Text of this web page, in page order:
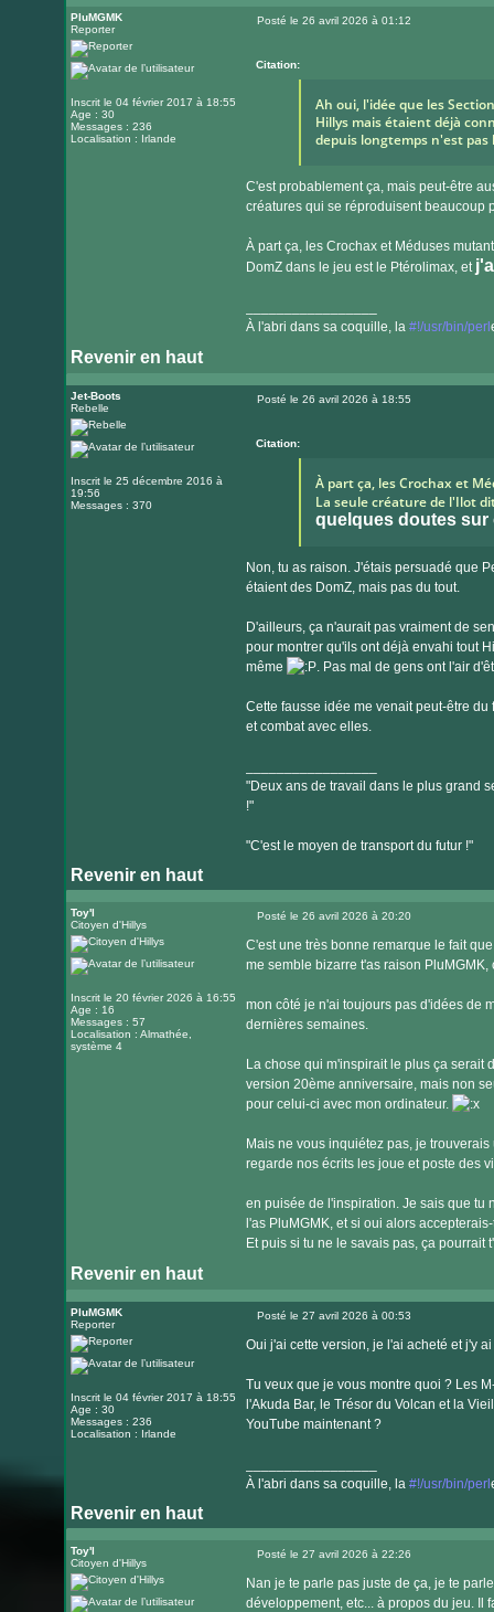
PluMGMK
Reporter
Inscrit le 04 février 2017 à 18:55
Age : 30
Messages : 236
Localisation : Irlande
Posté le 26 avril 2026 à 01:12
Citation:
Ah oui, l'idée que les
Hillys mais étaient déjà
depuis longtemps n'est pas
C'est probablement ça, mais peut-être
créatures qui se réproduisent beaucoup
À part ça, les Crochax et Méduses
DomZ dans le jeu est le Ptérolimax, et
À l'abri dans sa coquille, la #!/usr/bin/perl
Revenir en haut
le
Jet-Boots
Rebelle
Inscrit le 25 décembre 2016 à
19:56
Messages : 370
Posté le 26 avril 2026 à 18:55
Citation:
À part ça, les Crochax et
La seule créature de l'Ilot
quelques doutes sur
Non, tu as raison. J'étais persuadé que
étaient des DomZ, mais pas du tout.
D'ailleurs, ça n'aurait pas vraiment de
pour montrer qu'ils ont déjà envahi tout
même
. Pas mal de gens ont l'air
Cette fausse idée me venait peut-être
et combat avec elles.
"Deux ans de travail dans le plus grand
!"
"C'est le moyen de transport du futur !"
Revenir en haut
Toy'l
Citoyen d'Hillys
Inscrit le 20 février 2026 à 16:55
Age : 16
Messages : 57
Localisation : Almathée,
système 4
Posté le 26 avril 2026 à 20:20
C'est une très bonne remarque le fait
me semble bizarre t'as raison
mon côté je n'ai toujours pas d'idées de
dernières semaines.
La chose qui m'inspirait le plus ça serait
version 20ème anniversaire, mais non
pour celui-ci avec mon ordinateur.
Mais ne vous inquiétez pas, je
regarde nos écrits les joue et poste des
en puisée de l'inspiration. Je sais que tu
l'as PluMGMK, et si oui alors
Et puis si tu ne le savais pas, ça pourrait
Revenir en haut
PluMGMK
Reporter
Inscrit le 04 février 2017 à 18:55
Age : 30
Messages : 236
Localisation : Irlande
Posté le 27 avril 2026 à 00:53
Oui j'ai cette version, je l'ai acheté et j'y
Tu veux que je vous montre quoi ? Les
l'Akuda Bar, le Trésor du Volcan et la
YouTube maintenant ?
À l'abri dans sa coquille, la #!/usr/bin/perl
Revenir en haut
Visiter
le
internet
Toy'l
Citoyen d'Hillys
Posté le 27 avril 2026 à 22:26
Nan je te parle pas juste de ça, je te
développement, etc... à propos du jeu. Il